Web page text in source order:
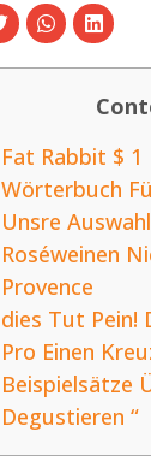
Fat Rabbit $ 1
Wörterbuch
Unsre
Roséweinen
Provence
dies Tut Pein!
Pro Einen
Beispielsätze
Degustieren “